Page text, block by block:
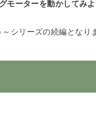
モーターを動かしてみ
シリーズの続編となり